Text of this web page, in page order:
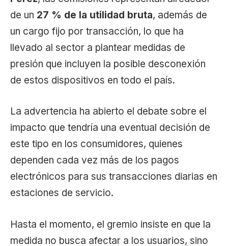
de un 27 % de la utilidad bruta, además de
un cargo fijo por transacción, lo que ha
llevado al sector a plantear medidas de
presión que incluyen la posible desconexión
de estos dispositivos en todo el país.
La advertencia ha abierto el debate sobre el
impacto que tendría una eventual decisión de
este tipo en los consumidores, quienes
dependen cada vez más de los pagos
electrónicos para sus transacciones diarias en
estaciones de servicio.
Hasta el momento, el gremio insiste en que la
medida no busca afectar a los usuarios, sino